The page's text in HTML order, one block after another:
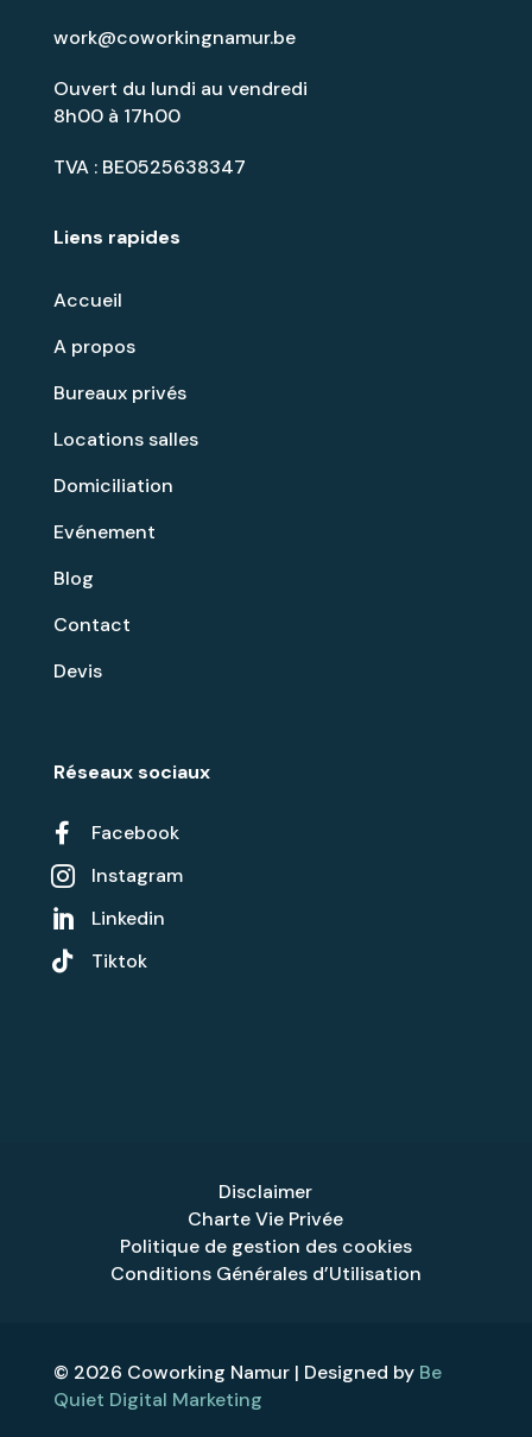
Réseaux sociaux
 Facebook
 Instagram

Linkedin

Tiktok
Liens rapides
Accueil
A propos
Bureaux privés
Locations salles
Domiciliation
Evénement
Blog
Contact
Devis
work@coworkingnamur.be
Ouvert du lundi au vendredi
8h00 à 17h00
TVA : BE0525638347
Disclaimer
Charte Vie Privée
Politique de gestion des cookies
Conditions Générales d’Utilisation
© 2026 Coworking Namur | Designed by Be
Quiet Digital Marketing